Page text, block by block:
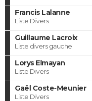
Francis Lalanne
Liste Divers
Guillaume Lacroix
Liste divers gauche
Lorys Elmayan
Liste Divers
Gaël Coste-Meunier
Liste Divers